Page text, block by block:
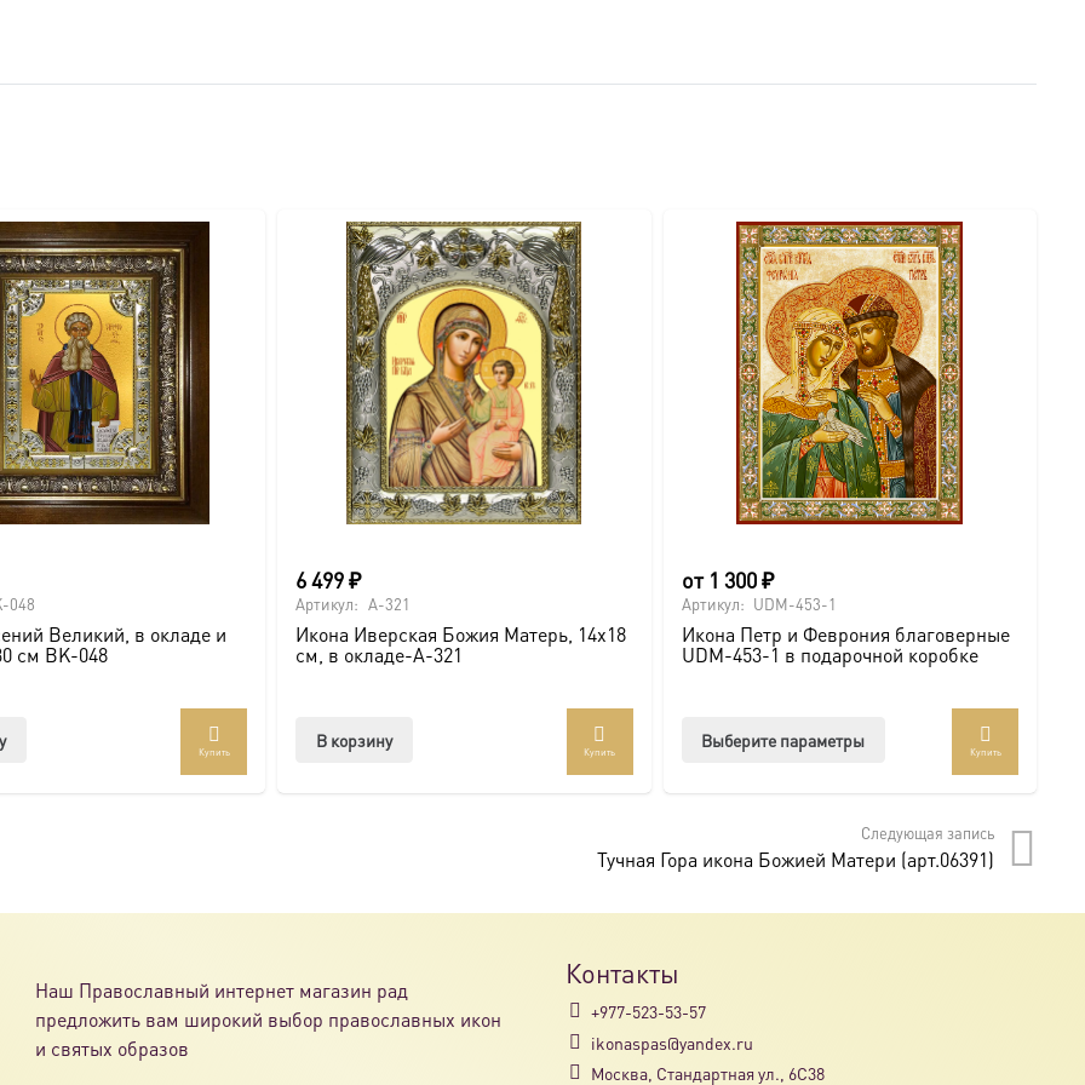
образов покровителей семьи).
Также можно заказать икону в окладе и киоте.
под заказ по вашим размерам.
048
Великий, в окладе и
см BK-048
Купить
6 499₽
Артикул: A-321
Икона Иверская Божия Матерь, 14х18
см, в окладе-A-321
В корзину
Купить
от 1 300₽
Артикул: UDM-453-1
Икона Петр и Феврония благоверные
UDM-453-1 в подарочной коробке
Выберите параметры
вариаций.
Опции
Купить
Следующая запись
Тучная Гора икона Божией Матери (арт.06391)
Наш Православный интернет магазин рад
предложить вам широкий выбор православных икон
и святых образов
Контакты
+977-523-53-57
ikonaspas@yandex.ru
Москва, Стандартная ул., 6С38